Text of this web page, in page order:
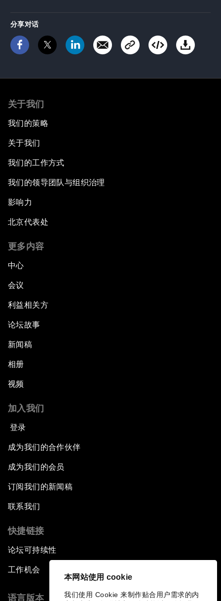
本网站使用 cookie
我们使用 Cookie 来制作贴合用户需求的内
分享对话
关于我们
我们的策略
关于我们
我们的工作方式
我们的领导团队与组织治理
影响力
北京代表处
更多内容
中心
会议
利益相关方
论坛故事
新闻稿
相册
视频
加入我们
登录
成为我们的合作伙伴
成为我们的会员
订阅我们的新闻稿
联系我们
快捷链接
论坛可持续性
工作机会
语言版本